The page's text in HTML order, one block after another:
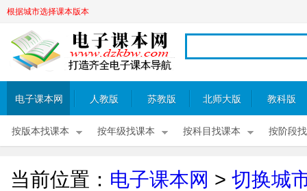
根据城市选择课本版本
电子课本网 人教版 苏教版 北师大版 教科版
按版本找课本 按年级找课本 按科目找课本 按阶段
当前位置： 电子课本网 > 切换城